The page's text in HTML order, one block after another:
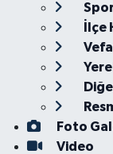
İlçe
Yerel
Foto
Video